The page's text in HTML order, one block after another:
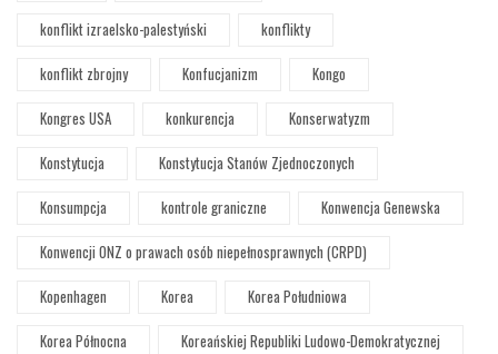
konflikt izraelsko-palestyński
konflikty
konflikt zbrojny
Konfucjanizm
Kongo
Kongres USA
konkurencja
Konserwatyzm
Konstytucja
Konstytucja Stanów Zjednoczonych
Konsumpcja
kontrole graniczne
Konwencja Genewska
Konwencji ONZ o prawach osób niepełnosprawnych (CRPD)
Kopenhagen
Korea
Korea Południowa
Korea Północna
Koreańskiej Republiki Ludowo-Demokratycznej